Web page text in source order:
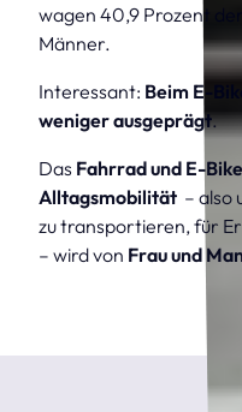
wagen 40,9 Prozent
Männer.
Interessant: Beim E-
weniger ausgeprägt.
Das Fahrrad und E-
Alltagsmobilität – also
zu transportieren, für
– wird von Frau und